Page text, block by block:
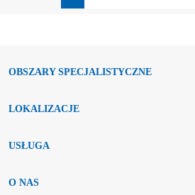
OBSZARY SPECJALISTYCZNE
LOKALIZACJE
USŁUGA
O NAS